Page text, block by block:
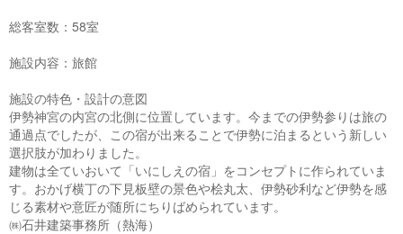
総客室数：58室
施設内容：旅館
施設の特色・設計の意図
伊勢神宮の内宮の北側に位置しています。今までの伊勢参りは旅の
通過点でしたが、この宿が出来ることで伊勢に泊まるという新しい
選択肢が加わりました。
建物は全ていおいて「いにしえの宿」をコンセプトに作られていま
す。おかげ横丁の下見板壁の景色や桧丸太、伊勢砂利など伊勢を感
じる素材や意匠が随所にちりばめられています。
㈱石井建築事務所（熱海）